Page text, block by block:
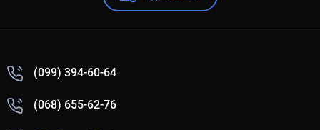
(099) 394-60-64
(068) 655-62-76